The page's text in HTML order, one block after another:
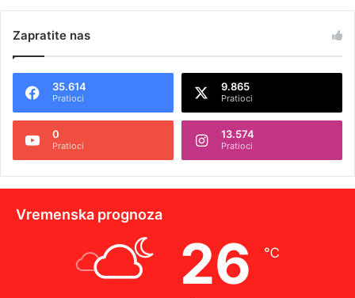
Zapratite nas
35.614
Pratioci
9.865
Pratioci
0
Pratioci
13.574
Pratioci
Vremenska prognoza
26 ℃